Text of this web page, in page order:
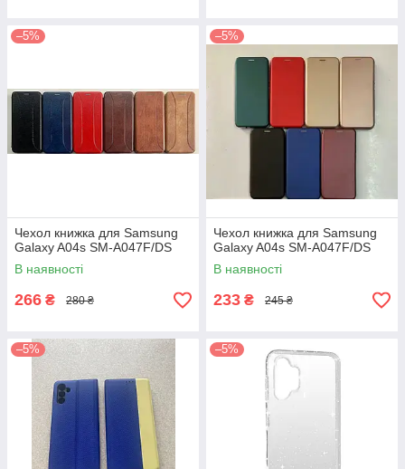
–5%
Чехол книжка для Samsung
Galaxy A04s SM-A047F/DS
В наявності
266 ₴ 280 ₴
–5%
Чехол книжка для Samsung
Galaxy A04s SM-A047F/DS
В наявності
233 ₴ 245 ₴
–5% –5%